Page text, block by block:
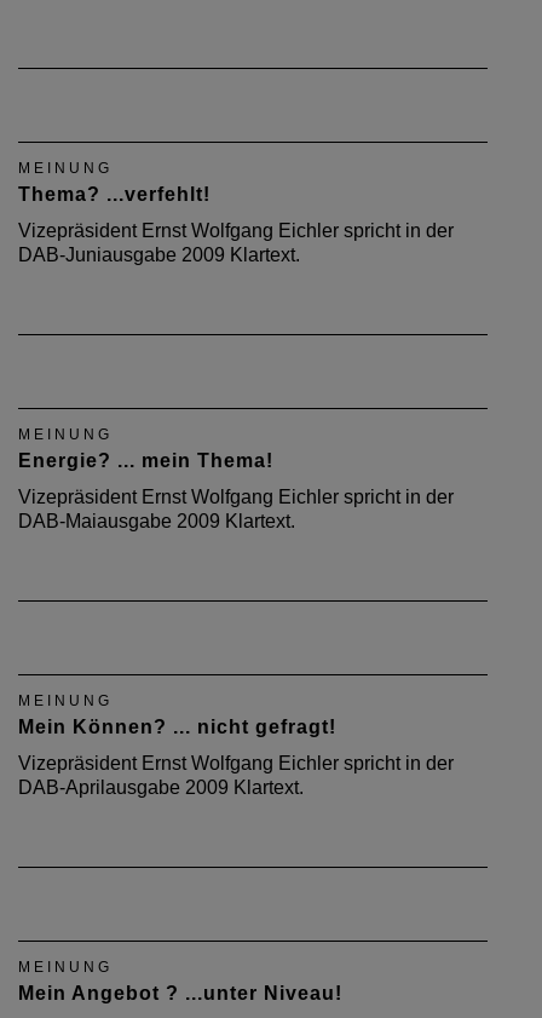
MEINUNG
Thema? ...verfehlt!
Vizepräsident Ernst Wolfgang Eichler spricht in der
DAB-Juniausgabe 2009 Klartext.
MEINUNG
Energie? ... mein Thema!
Vizepräsident Ernst Wolfgang Eichler spricht in der
DAB-Maiausgabe 2009 Klartext.
MEINUNG
Mein Können? ... nicht gefragt!
Vizepräsident Ernst Wolfgang Eichler spricht in der
DAB-Aprilausgabe 2009 Klartext.
MEINUNG
Mein Angebot ? ...unter Niveau!